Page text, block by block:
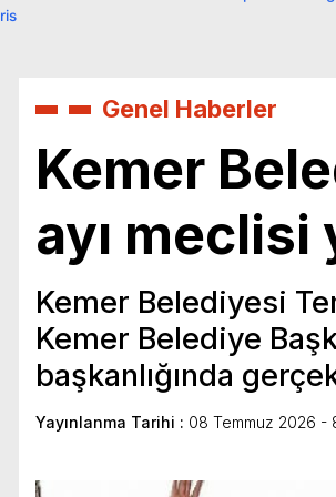
Genel Haberler
Kemer
ayı meclisi
Kemer Belediyesi
Kemer Belediye
başkanlığında
Yayınlanma Tarihi : 08 Temmuz 2026 -